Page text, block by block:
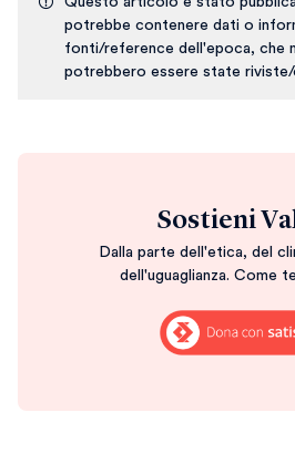
potrebbe contenere dati o
fonti/reference dell'epoca, che
potrebbero essere state
Sostieni
Dalla parte dell'etica, del
dell'uguaglianza. Come